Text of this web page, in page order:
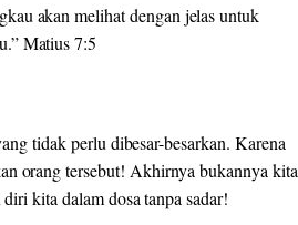
akan melihat dengan jelas untuk
Matius 7:5
tidak perlu dibesar-besarkan. Karena
orang tersebut! Akhirnya bukannya kita
kita dalam dosa tanpa sadar!